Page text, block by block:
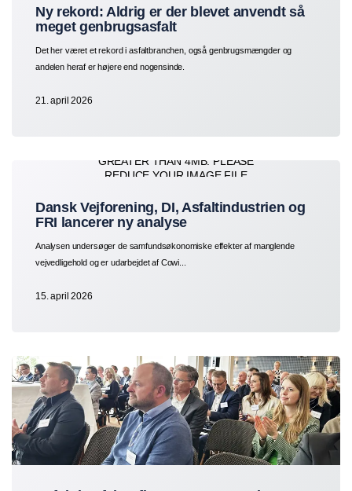
Ny rekord: Aldrig er der blevet anvendt så
meget genbrugsasfalt
Det her været et rekord i asfaltbranchen, også genbrugsmængder og
andelen heraf er højere end nogensinde.
21. april 2026
Dansk Vejforening, DI, Asfaltindustrien og
FRI lancerer ny analyse
Analysen undersøger de samfundsøkonomiske effekter af manglende
vejvedligehold og er udarbejdet af Cowi...
15. april 2026